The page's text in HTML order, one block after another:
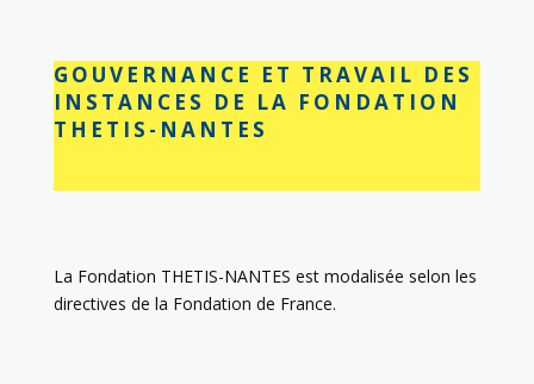
GOUVERNANCE ET TRAVAIL DES
INSTANCES DE LA FONDATION
THETIS-NANTES
La Fondation THETIS-NANTES est modalisée selon les
directives de la Fondation de France.